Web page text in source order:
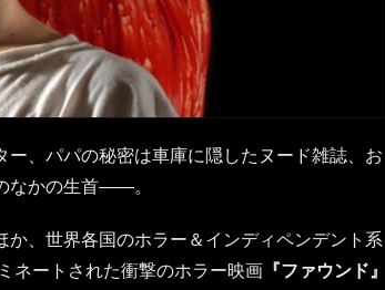
ー、パパの秘密は車庫に隠したヌード雑誌、お
なかの生首――。
か、世界各国のホラー＆インディペンデント系
ネートされた衝撃のホラー映画 『ファウンド』